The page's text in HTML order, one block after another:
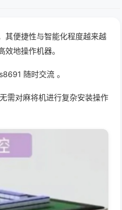
其便捷性与智能化程度越来越
地操作机器。
随时交流 。
需对麻将机进行复杂安装操作